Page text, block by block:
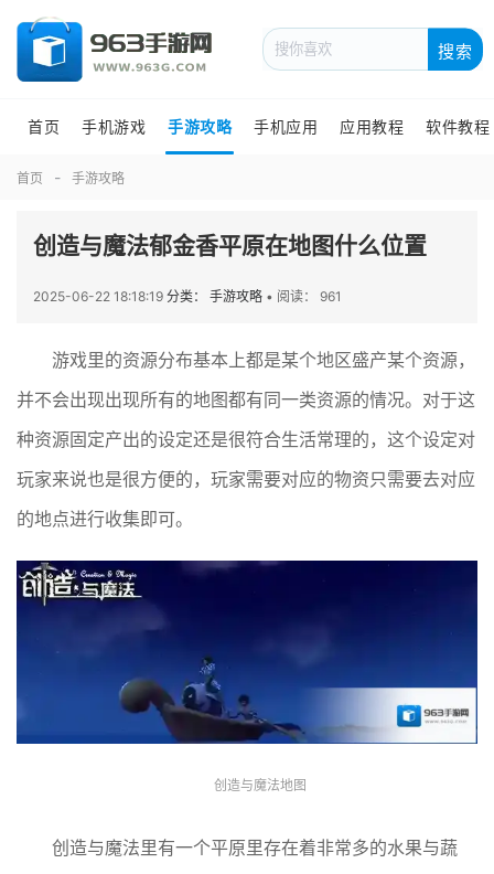
搜索
首页 手机游戏 手游攻略 手机应用 应用教程 软件教程
首页 手游攻略
创造与魔法郁金香平原在地图什么位置
2025-06-22 18:18:19 分类： 手游攻略 • 阅读： 961
游戏里的资源分布基本上都是某个地区盛产某个资源，
并不会出现出现所有的地图都有同一类资源的情况。对于这
种资源固定产出的设定还是很符合生活常理的，这个设定对
玩家来说也是很方便的，玩家需要对应的物资只需要去对应
的地点进行收集即可。
创造与魔法地图
创造与魔法里有一个平原里存在着非常多的水果与蔬